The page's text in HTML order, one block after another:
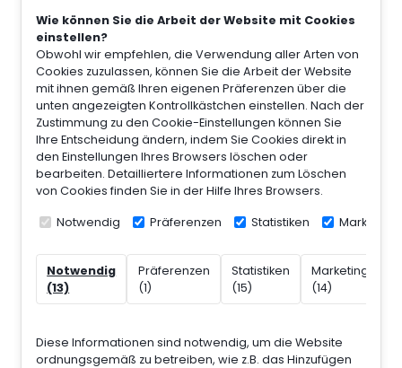
Wie können Sie die Arbeit der Website mit Cookies
einstellen?
Obwohl wir empfehlen, die Verwendung aller Arten von
Cookies zuzulassen, können Sie die Arbeit der Website
mit ihnen gemäß Ihren eigenen Präferenzen über die
unten angezeigten Kontrollkästchen einstellen. Nach der
Zustimmung zu den Cookie-Einstellungen können Sie
Ihre Entscheidung ändern, indem Sie Cookies direkt in
den Einstellungen Ihres Browsers löschen oder
bearbeiten. Detailliertere Informationen zum Löschen
von Cookies finden Sie in der Hilfe Ihres Browsers.
Notwendig Präferenzen Statistiken Marketing
Notwendig
(13)
Präferenzen
(1)
Statistiken
(15)
Marketing
(14)
Diese Informationen sind notwendig, um die Website
ordnungsgemäß zu betreiben, wie z.B. das Hinzufügen